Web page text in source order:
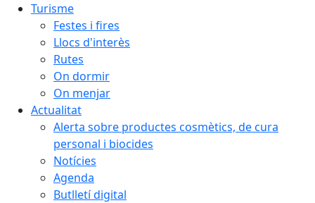
Turisme
Festes i fires
Llocs d'interès
Rutes
On dormir
On menjar
Actualitat
Alerta sobre productes cosmètics, de cura
personal i biocides
Notícies
Agenda
Butlletí digital